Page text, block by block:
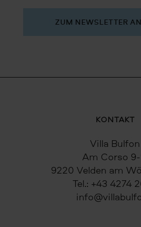
ZUM NEWSLETTER
KONTAKT
Villa Bulfon
Am Corso 9-
9220 Velden am
Tel.: +43 4274